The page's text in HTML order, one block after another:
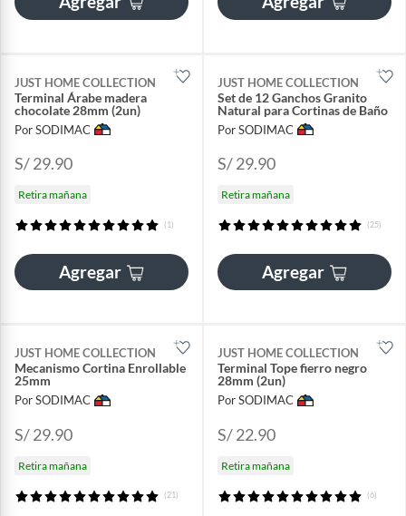
JUST HOME COLLECTION
Terminal Árabe madera
chocolate 28mm (2un)
Por SODIMAC
S/ 29.90
Retira mañana
(1)
Agregar
JUST HOME COLLECTION
Set de 12 Ganchos Granito
Natural para Cortinas de Baño
Por SODIMAC
S/ 29.90
Retira mañana
(25)
Agregar
JUST HOME COLLECTION
Mecanismo Cortina Enrollable
25mm
Por SODIMAC
S/ 29.90
Retira mañana
(21)
JUST HOME COLLECTION
Terminal Tope fierro negro
28mm (2un)
Por SODIMAC
S/ 22.90
Retira mañana
(6)